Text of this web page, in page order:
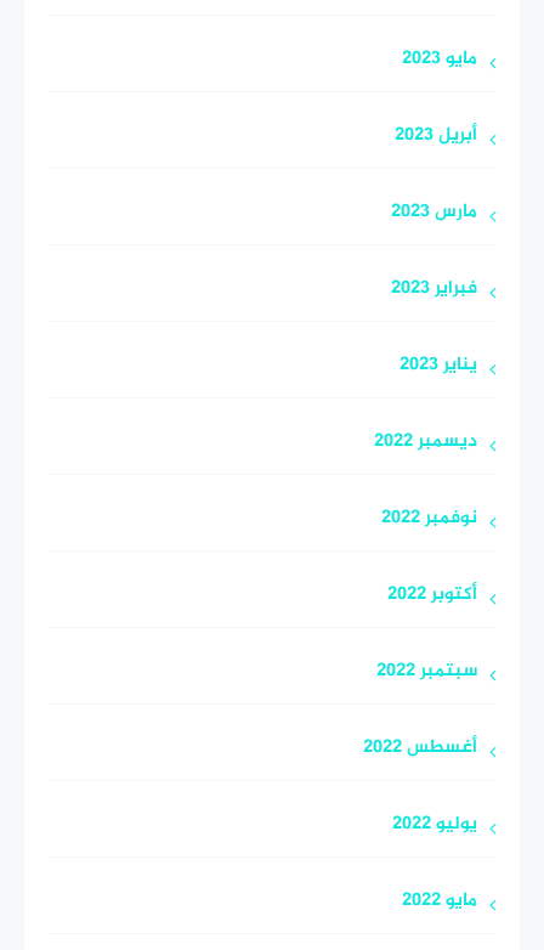
مايو 2023
أبريل 2023
مارس 2023
فبراير 2023
يناير 2023
ديسمبر 2022
نوفمبر 2022
أكتوبر 2022
سبتمبر 2022
أغسطس 2022
يوليو 2022
مايو 2022